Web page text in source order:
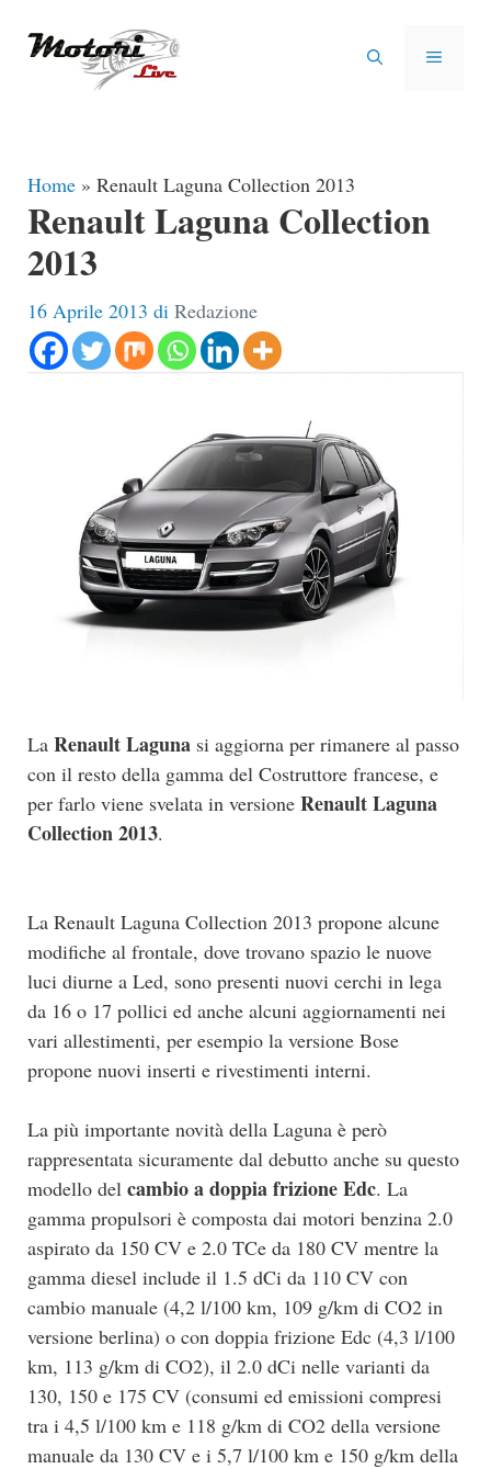
MENU
Home » Renault Laguna Collection 2013
Renault Laguna Collection
2013
16 Aprile 2013 di Redazione
La Renault Laguna si aggiorna per rimanere al passo
con il resto della gamma del Costruttore francese, e
per farlo viene svelata in versione Renault Laguna
Collection 2013.
La Renault Laguna Collection 2013 propone alcune
modifiche al frontale, dove trovano spazio le nuove
luci diurne a Led, sono presenti nuovi cerchi in lega
da 16 o 17 pollici ed anche alcuni aggiornamenti nei
vari allestimenti, per esempio la versione Bose
propone nuovi inserti e rivestimenti interni.
La più importante novità della Laguna è però
rappresentata sicuramente dal debutto anche su questo
modello del cambio a doppia frizione Edc. La
gamma propulsori è composta dai motori benzina 2.0
aspirato da 150 CV e 2.0 TCe da 180 CV mentre la
gamma diesel include il 1.5 dCi da 110 CV con
cambio manuale (4,2 l/100 km, 109 g/km di CO2 in
versione berlina) o con doppia frizione Edc (4,3 l/100
km, 113 g/km di CO2), il 2.0 dCi nelle varianti da
130, 150 e 175 CV (consumi ed emissioni compresi
tra i 4,5 l/100 km e 118 g/km di CO2 della versione
manuale da 130 CV e i 5,7 l/100 km e 150 g/km della